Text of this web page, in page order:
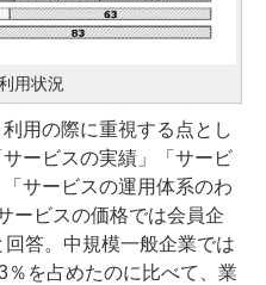
用状況
用の際に重視する点とし
ービスの実績」「サービ
サービスの運用体系のわ
ービスの価格では会員企
答。中規模一般企業では
を占めたのに比べて、業